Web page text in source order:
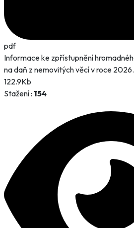
pdf
Informace ke zpřístupnění
na daň z nemovitých věcí v roce
122.9Kb
Stažení : 154